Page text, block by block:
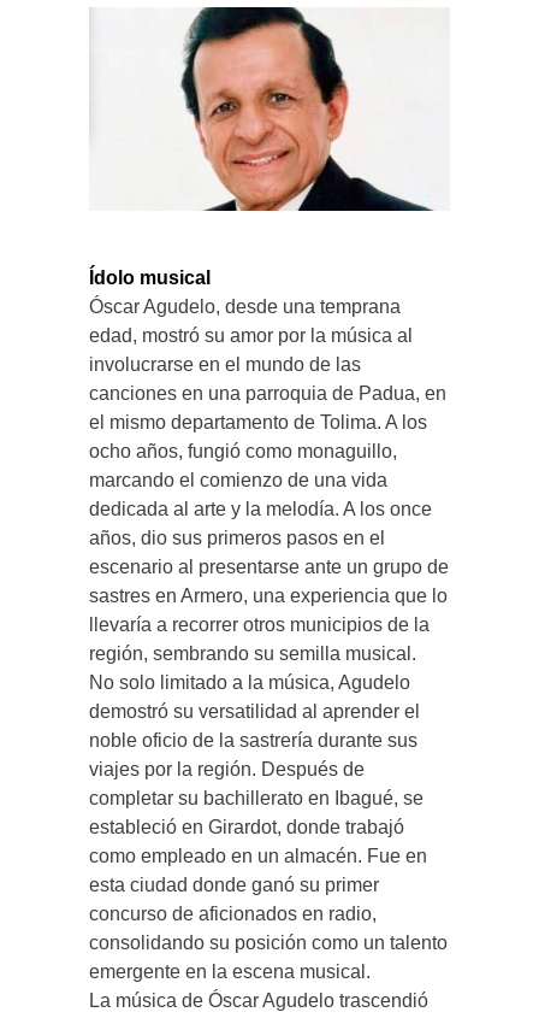
Ídolo musical
Óscar Agudelo, desde una temprana
edad, mostró su amor por la música al
involucrarse en el mundo de las
canciones en una parroquia de Padua, en
el mismo departamento de Tolima. A los
ocho años, fungió como monaguillo,
marcando el comienzo de una vida
dedicada al arte y la melodía. A los once
años, dio sus primeros pasos en el
escenario al presentarse ante un grupo de
sastres en Armero, una experiencia que lo
llevaría a recorrer otros municipios de la
región, sembrando su semilla musical.
No solo limitado a la música, Agudelo
demostró su versatilidad al aprender el
noble oficio de la sastrería durante sus
viajes por la región. Después de
completar su bachillerato en Ibagué, se
estableció en Girardot, donde trabajó
como empleado en un almacén. Fue en
esta ciudad donde ganó su primer
concurso de aficionados en radio,
consolidando su posición como un talento
emergente en la escena musical.
La música de Óscar Agudelo trascendió